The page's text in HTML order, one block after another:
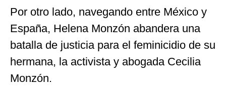
Por otro lado, navegando entre México y
España, Helena Monzón abandera una
batalla de justicia para el feminicidio de su
hermana, la activista y abogada Cecilia
Monzón.